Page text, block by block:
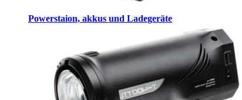
Powerstaion, akkus und Ladegeräte